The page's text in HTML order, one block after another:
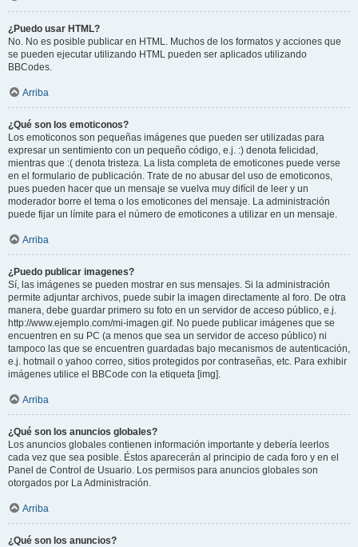
¿Puedo usar HTML?
No. No es posible publicar en HTML. Muchos de los formatos y acciones que
se pueden ejecutar utilizando HTML pueden ser aplicados utilizando
BBCodes.
Arriba
¿Qué son los emoticonos?
Los emoticonos son pequeñas imágenes que pueden ser utilizadas para
expresar un sentimiento con un pequeño código, e.j. :) denota felicidad,
mientras que :( denota tristeza. La lista completa de emoticones puede verse
en el formulario de publicación. Trate de no abusar del uso de emoticonos,
pues pueden hacer que un mensaje se vuelva muy difícil de leer y un
moderador borre el tema o los emoticones del mensaje. La administración
puede fijar un límite para el número de emoticones a utilizar en un mensaje.
Arriba
¿Puedo publicar imagenes?
Sí, las imágenes se pueden mostrar en sus mensajes. Si la administración
permite adjuntar archivos, puede subir la imagen directamente al foro. De otra
manera, debe guardar primero su foto en un servidor de acceso público, e.j.
http://www.ejemplo.com/mi-imagen.gif. No puede publicar imágenes que se
encuentren en su PC (a menos que sea un servidor de acceso público) ni
tampoco las que se encuentren guardadas bajo mecanismos de autenticación,
e.j. hotmail o yahoo correo, sitios protegidos por contraseñas, etc. Para exhibir
imágenes utilice el BBCode con la etiqueta [img].
Arriba
¿Qué son los anuncios globales?
Los anuncios globales contienen información importante y debería leerlos
cada vez que sea posible. Éstos aparecerán al principio de cada foro y en el
Panel de Control de Usuario. Los permisos para anuncios globales son
otorgados por La Administración.
Arriba
¿Qué son los anuncios?